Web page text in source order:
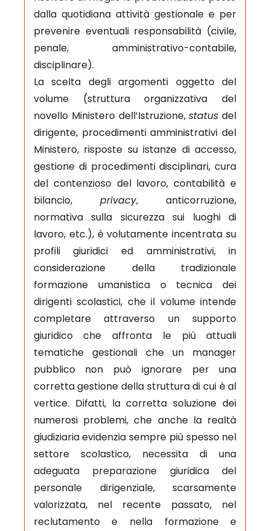
dalla quotidiana attività gestionale e per
prevenire eventuali responsabilità (civile,
penale, amministrativo-contabile,
disciplinare).
La scelta degli argomenti oggetto del
volume (struttura organizzativa del
novello Ministero dell’Istruzione,status del
dirigente, procedimenti amministrativi del
Ministero, risposte su istanze di accesso,
gestione di procedimenti disciplinari, cura
del contenzioso del lavoro, contabilità e
bilancio, privacy, anticorruzione,
normativa sulla sicurezza sui luoghi di
lavoro, etc.), è volutamente incentrata su
profili giuridici ed amministrativi, in
considerazione della tradizionale
formazione umanistica o tecnica dei
dirigenti scolastici, che il volume intende
completare attraverso un supporto
giuridico che affronta le più attuali
tematiche gestionali che un manager
pubblico non può ignorare per una
corretta gestione della struttura di cui è al
vertice. Difatti, la corretta soluzione dei
numerosi problemi, che anche la realtà
giudiziaria evidenzia sempre più spesso nel
settore scolastico, necessita di una
adeguata preparazione giuridica del
personale dirigenziale, scarsamente
valorizzata, nel recente passato, nel
reclutamento e nella formazione e